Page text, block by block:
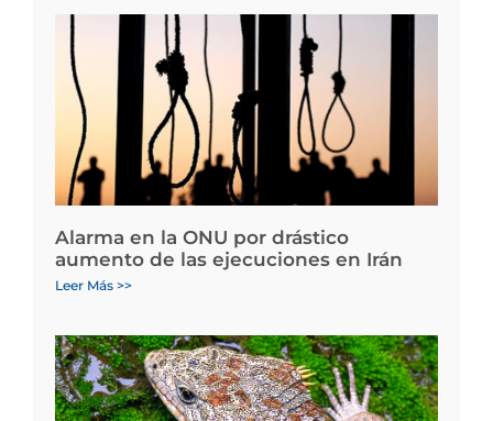
Alarma en la ONU por drástico
aumento de las ejecuciones en Irán
Leer Más >>